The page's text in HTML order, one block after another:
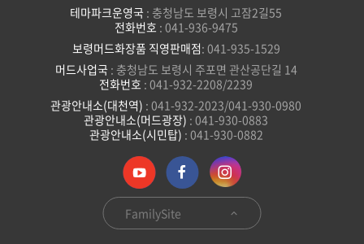
테마파크운영국 : 충청남도 보령시 고잠2길55
전화번호 : 041-936-9475
보령머드화장품 직영판매점: 041-935-1529
머드사업국 : 충청남도 보령시 주포면 관산공단길 14
전화번호 : 041-932-2208/2239
관광안내소(대천역) : 041-932-2023/041-930-0980
관광안내소(머드광장) : 041-930-0883
관광안내소(시민탑) : 041-930-0882
FamilySite